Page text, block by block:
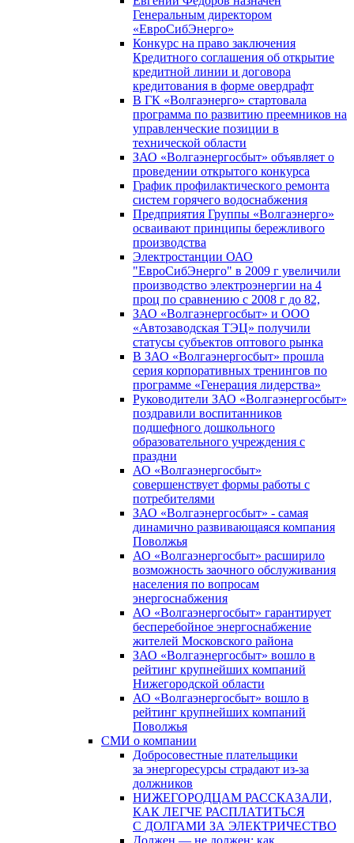
Генеральным директором
«ЕвроСибЭнерго»
Конкурс на право заключения
Кредитного соглашения об открытие
кредитной линии и договора
кредитования в форме овердрафт
В ГК «Волгаэнерго» стартовала
программа по развитию преемников на
управленческие позиции в
технической области
ЗАО «Волгаэнергосбыт» объявляет о
проведении открытого конкурса
График профилактического ремонта
систем горячего водоснабжения
Предприятия Группы «Волгаэнерго»
осваивают принципы бережливого
производства
Электростанции ОАО
"ЕвроСибЭнерго" в 2009 г увеличили
производство электроэнергии на 4
проц по сравнению с 2008 г до 82,
ЗАО «Волгаэнергосбыт» и ООО
«Автозаводская ТЭЦ» получили
статусы субъектов оптового рынка
В ЗАО «Волгаэнергосбыт» прошла
серия корпоративных тренингов по
программе «Генерация лидерства»
Руководители ЗАО «Волгаэнергосбыт»
поздравили воспитанников
подшефного дошкольного
образовательного учреждения с
праздни
АО «Волгаэнергосбыт»
совершенствует формы работы с
потребителями
ЗАО «Волгаэнергосбыт» - самая
динамично развивающаяся компания
Поволжья
АО «Волгаэнергосбыт» расширило
возможность заочного обслуживания
населения по вопросам
энергоснабжения
АО «Волгаэнергосбыт» гарантирует
бесперебойное энергоснабжение
жителей Московского района
ЗАО «Волгаэнергосбыт» вошло в
рейтинг крупнейших компаний
Нижегородской области
АО «Волгаэнергосбыт» вошло в
рейтинг крупнейших компаний
Поволжья
СМИ о компании
Добросовестные плательщики
за энергоресурсы страдают из-за
должников
НИЖЕГОРОДЦАМ РАССКАЗАЛИ,
КАК ЛЕГЧЕ РАСПЛАТИТЬСЯ
С ДОЛГАМИ ЗА ЭЛЕКТРИЧЕСТВО